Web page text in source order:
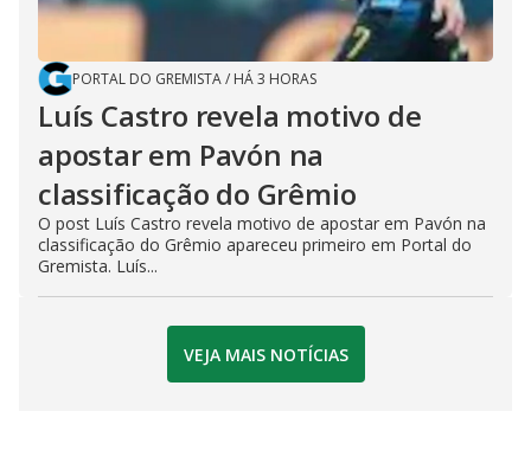
PORTAL DO GREMISTA/ HÁ 3 HORAS
Luís Castro revela motivo de
apostar em Pavón na
classificação do Grêmio
O post Luís Castro revela motivo de apostar em Pavón na
classificação do Grêmio apareceu primeiro em Portal do
Gremista. Luís...
VEJA MAIS NOTÍCIAS